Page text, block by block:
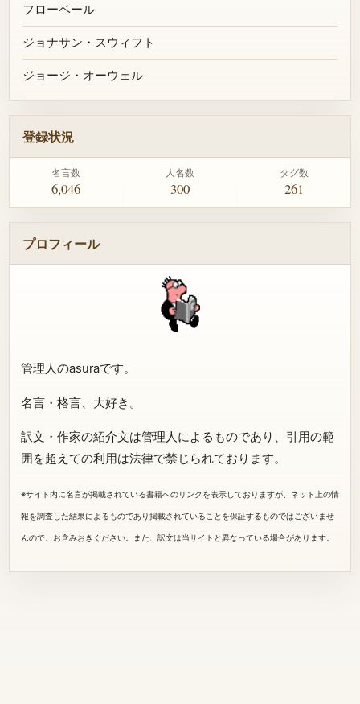
フローベール
ジョナサン・スウィフト
ジョージ・オーウェル
登録状況
名言数
6,046
人名数
300
タグ数
261
プロフィール
管理人のasuraです。
名言・格言、大好き。
訳文・作家の紹介文は管理人によるものであり、引用の範
囲を超えての利用は法律で禁じられております。
※サイト内に名言が掲載されている書籍へのリンクを表示しておりますが、ネット上の情
報を調査した結果によるものであり掲載されていることを保証するものではございませ
んので、お含みおきください。また、訳文は当サイトと異なっている場合があります。